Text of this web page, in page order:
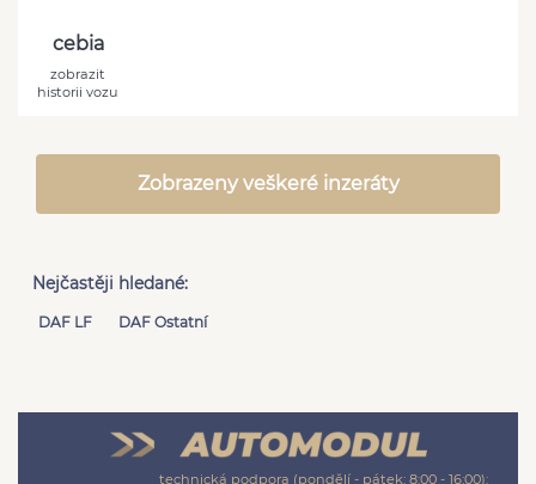
cebia
zobrazit
historii vozu
Zobrazeny veškeré inzeráty
Nejčastěji hledané:
DAF LF DAF Ostatní
technická podpora (pondělí - pátek: 8:00 - 16:00):